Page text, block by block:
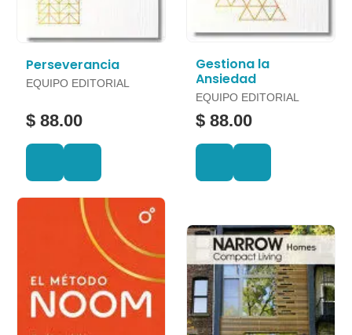
Perseverancia
EQUIPO EDITORIAL
$ 88.00
Gestiona la
Ansiedad
EQUIPO EDITORIAL
$ 88.00